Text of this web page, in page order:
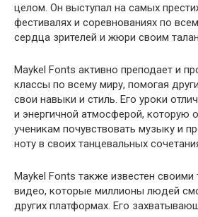
целом. Он выступал на самых
фестивалях и соревнованиях по
сердца зрителей и жюри своим
Maykel Fonts активно преподает и
классы по всему миру, помогая
свои навыки и стиль. Его уроки
и энергичной атмосферой, которую
ученикам почувствовать музыку и
ноту в своих танцевальных
Maykel Fonts также известен
видео, которые миллионы людей
других платформах. Его